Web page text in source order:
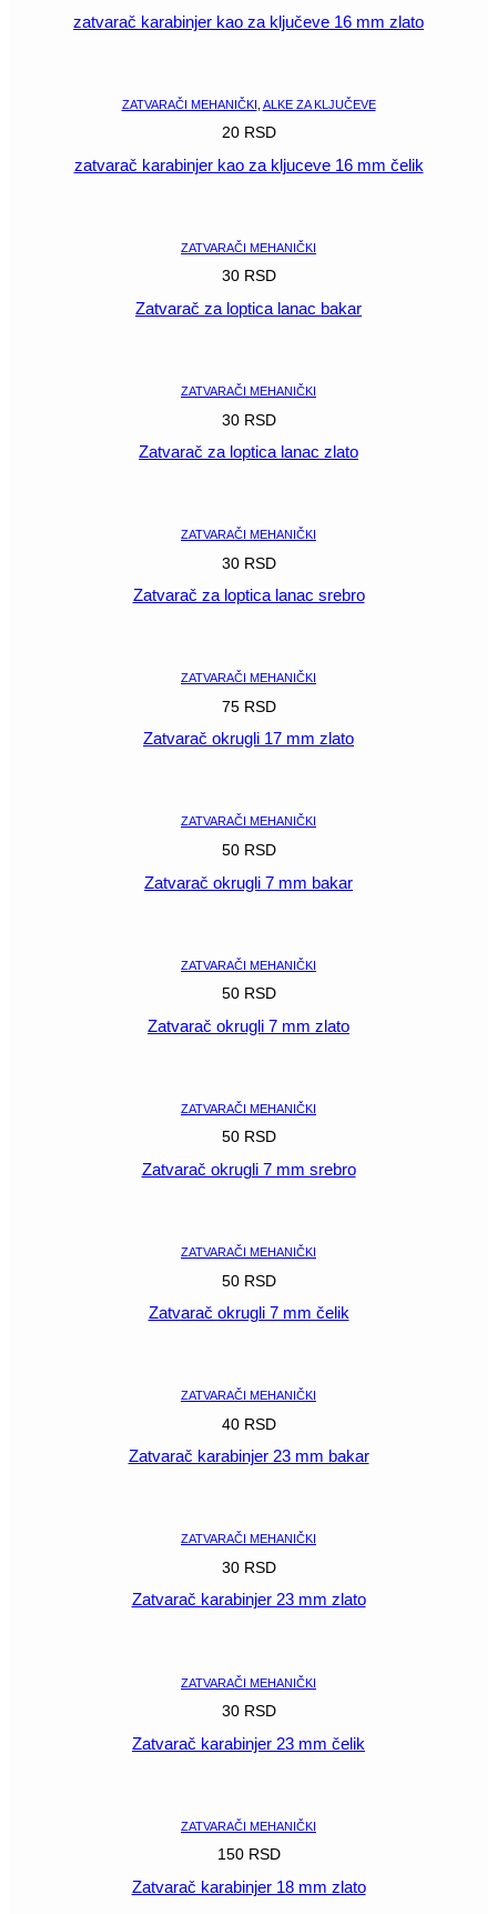
zatvarač karabinjer kao za ključeve 16 mm zlato
ZATVARAČI MEHANIČKI ALKE ZA KLJUČEVE
20 RSD
zatvarač karabinjer kao za kljuceve 16 mm čelik
ZATVARAČI MEHANIČKI
30 RSD
Zatvarač za loptica lanac bakar
ZATVARAČI MEHANIČKI
30 RSD
Zatvarač za loptica lanac zlato
ZATVARAČI MEHANIČKI
30 RSD
Zatvarač za loptica lanac srebro
ZATVARAČI MEHANIČKI
75 RSD
Zatvarač okrugli 17 mm zlato
ZATVARAČI MEHANIČKI
50 RSD
Zatvarač okrugli 7 mm bakar
ZATVARAČI MEHANIČKI
50 RSD
Zatvarač okrugli 7 mm zlato
ZATVARAČI MEHANIČKI
50 RSD
Zatvarač okrugli 7 mm srebro
ZATVARAČI MEHANIČKI
50 RSD
Zatvarač okrugli 7 mm čelik
ZATVARAČI MEHANIČKI
40 RSD
Zatvarač karabinjer 23 mm bakar
ZATVARAČI MEHANIČKI
30 RSD
Zatvarač karabinjer 23 mm zlato
ZATVARAČI MEHANIČKI
30 RSD
Zatvarač karabinjer 23 mm čelik
ZATVARAČI MEHANIČKI
150 RSD
Zatvarač karabinjer 18 mm zlato